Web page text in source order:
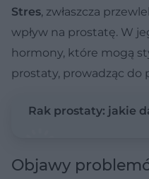
Stres, zwłaszcza
wpływ na prostatę. W
hormony, które mogą
prostaty, prowadząc do
Rak prostaty: jakie
Objawy